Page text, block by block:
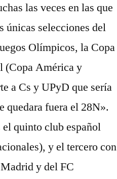
las veces en las que
únicas selecciones del
Olímpicos, la Copa
(Copa América y
a Cs y UPyD que sería
quedara fuera el 28N».
quinto club español
y el tercero con
y del FC